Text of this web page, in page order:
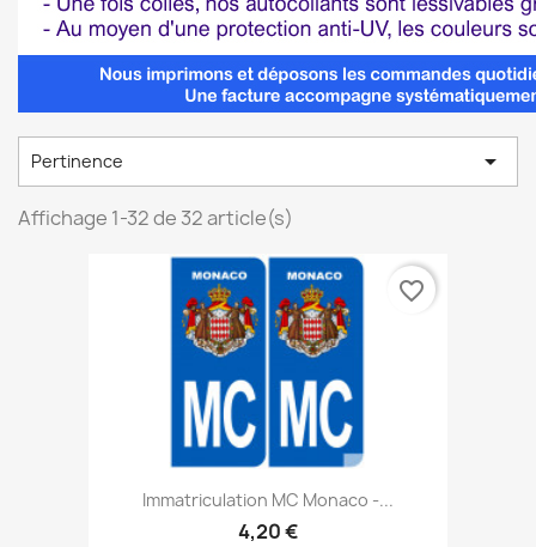
Pertinence 
Affichage 1-32 de 32 article(s)
Immatriculation MC Monaco -...
4,20 €
favorite_border